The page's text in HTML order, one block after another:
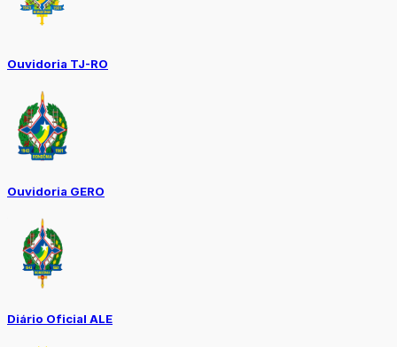
Ouvidoria TJ-RO
Ouvidoria GERO
Diário Oficial ALE